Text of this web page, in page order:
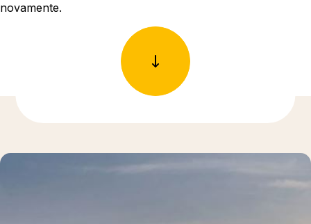
novamente.